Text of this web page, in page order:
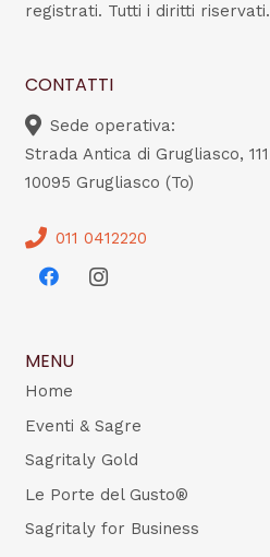
registrati. Tutti i diritti riservati.
CONTATTI
Sede operativa:
Strada Antica di Grugliasco, 111
10095 Grugliasco (To)
011 0412220
MENU
Home
Eventi & Sagre
Sagritaly Gold
Le Porte del Gusto®
Sagritaly for Business